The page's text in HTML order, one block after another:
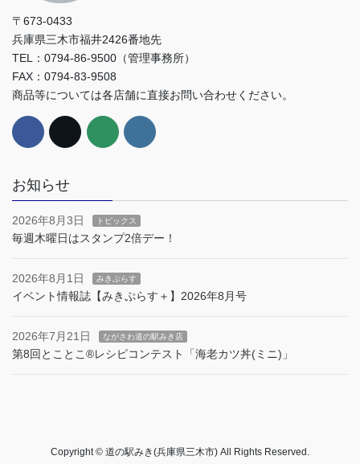
〒673-0433
兵庫県三木市福井2426番地先
TEL：0794-86-9500（管理事務所）
FAX：0794-83-9508
商品等については各店舗に直接お問い合わせください。
お知らせ
2026年8月3日 トピックス
毎週木曜日はスタンプ2倍デー！
2026年8月1日 みきぷらす
イベント情報誌【みきぷらす＋】2026年8月号
2026年7月21日 ながさわ道の駅みき店
第8回とことこ®︎レシピコンテスト「海老カツ丼(ミニ)」
Copyright © 道の駅みき(兵庫県三木市) All Rights Reserved.